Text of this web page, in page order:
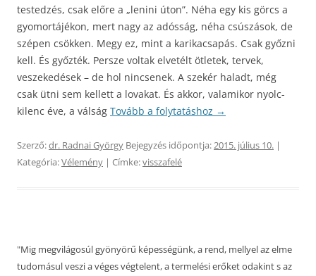
testedzés, csak előre a „lenini úton”. Néha egy kis görcs a
gyomortájékon, mert nagy az adósság, néha csúszások, de
szépen csökken. Megy ez, mint a karikacsapás. Csak győzni
kell. És győzték. Persze voltak elvetélt ötletek, tervek,
veszekedések – de hol nincsenek. A szekér haladt, még
csak ütni sem kellett a lovakat. És akkor, valamikor nyolc-
kilenc éve, a válság Tovább a folytatáshoz →
Szerző:dr. Radnai György Bejegyzés időpontja:2015. július 10. |
Kategória:Vélemény | Címke:visszafelé
"Mig megvilágosúl gyönyörű képességünk, a rend, mellyel az elme
tudomásul veszi a véges végtelent, a termelési erőket odakint s az